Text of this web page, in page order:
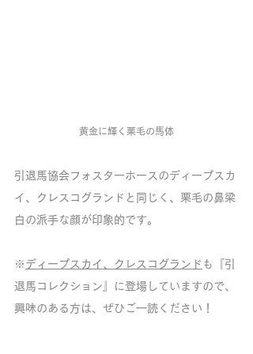
黄金に輝く栗毛の馬体
引退馬協会フォスターホースのディープスカ
イ、クレスコグランドと同じく、栗毛の鼻梁
白の派手な顔が印象的です。
※ ディープスカイ 、 クレスコグランド も『引
退馬コレクション』に登場していますので、
興味のある方は、ぜひご一読ください！